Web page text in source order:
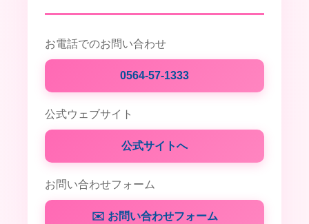
お電話でのお問い合わせ
0564-57-1333
公式ウェブサイト
公式サイトへ
お問い合わせフォーム
✉️ お問い合わせフォーム